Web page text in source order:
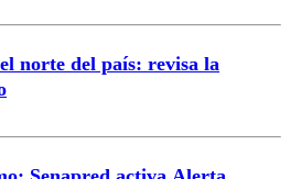
norte del país: revisa la